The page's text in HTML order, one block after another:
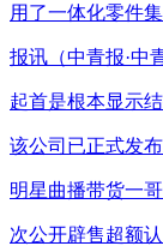
用了一体化零件
报讯（中青报·中
起首是根本显示
该公司已正式发
明星曲播带货一
次公开辟售超额